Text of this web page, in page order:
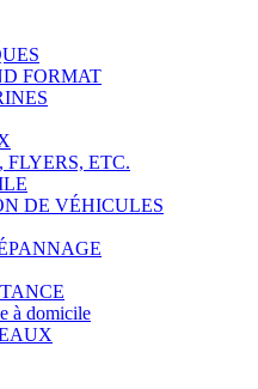
FORMAT
FLYERS, ETC.
DE VÉHICULES
à domicile